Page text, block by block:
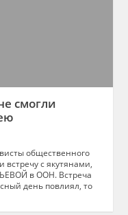
смогли
общественного
с якутянами,
в ООН. Встреча
день повлиял, то